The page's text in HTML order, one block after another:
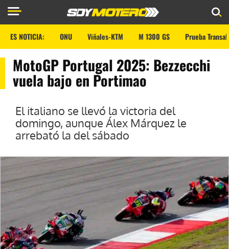
ES NOTICIA: ONU Viñales-KTM M 1300 GS Prueba
MotoGP Portugal 2025: Bezzecchi
vuela bajo en Portimao
El italiano se llevó la victoria del
domingo, aunque Álex Márquez le
arrebató la del sábado